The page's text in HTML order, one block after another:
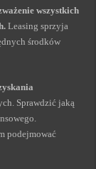
wszystkich
Leasing sprzyja
środków
Sprawdzić jaką
podejmować